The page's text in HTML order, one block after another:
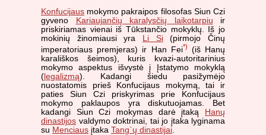
Konfucijaus mokymo pakraipos filosofas Siun Czi
gyveno
Kariaujančių karalysčių laikotarpiu ir
priskiriamas vienai iš Tūkstančio mokyklų. Iš jo
mokinių žinomiausi yra
Li Si(pirmojo Činų
imperatoriaus premjeras) ir Han Fei*)
(iš Hanų
karališkos šeimos), kuris kvazi-autoritarinius
mokymo aspektus išvystė į Įstatymo mokyklą
(legalizmą). Kadangi šiedu pasižymėjo
nuostatomis prieš Konfucijaus mokymą, tai ir
paties Siun Czi priskyrimas prie Konfucijaus
mokymo paklaupos yra diskutuojamas. Bet
kadangi Siun Czi mokymas darė įtaką Hanų
dinastijos valdymo doktrinai, tai jo įtaka lyginama
su Menciaus įtaka Tang`ų dinastijai